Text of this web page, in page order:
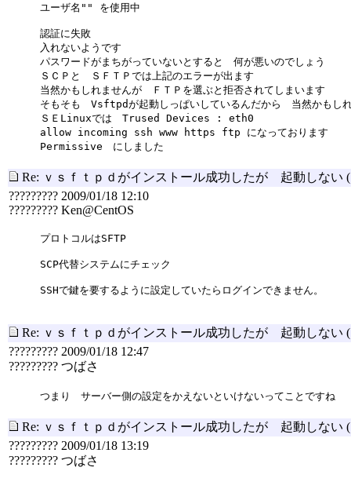
ユーザ名"" を使用中
認証に失敗
入れないようです
パスワードがまちがっていないとすると 何が悪いのでしょう
ＳＣＰと ＳＦＴＰでは上記のエラーが出ます
当然かもしれませんが ＦＴＰを選ぶと拒否されてしまいます
そもそも Vsftpdが起動しっぱいしているんだから 当然かもし
ＳＥLinuxでは Trused Devices : eth0
allow incoming ssh www https ftp になっております
Permissive にしました
Re: ｖｓｆｔｐｄがインストール成功したが 起動しない
????????? 2009/01/18 12:10
????????? Ken@CentOS
プロトコルはSFTP
SCP代替システムにチェック
SSHで鍵を要するように設定していたらログインできません。
Re: ｖｓｆｔｐｄがインストール成功したが 起動しない
????????? 2009/01/18 12:47
????????? つばさ
つまり サーバー側の設定をかえないといけないってことですね
Re: ｖｓｆｔｐｄがインストール成功したが 起動しない
????????? 2009/01/18 13:19
????????? つばさ